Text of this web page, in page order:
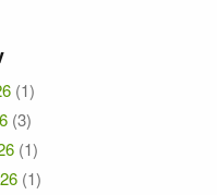
(1)
(3)
(1)
(1)